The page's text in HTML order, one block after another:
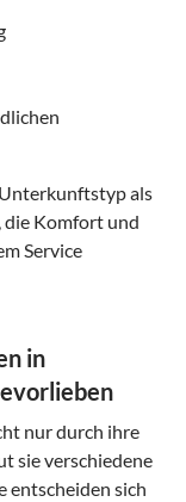
als
die Komfort und
Service
in
nur durch ihre
sie verschiedene
entscheiden sich